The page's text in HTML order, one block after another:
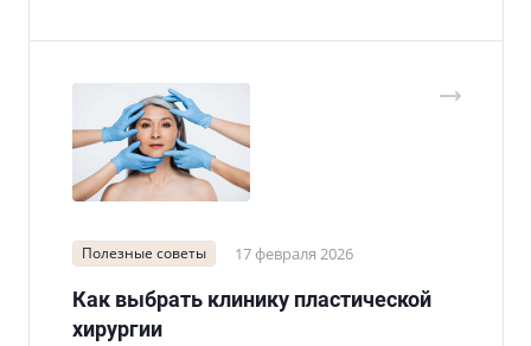
Полезные советы 17 февраля 2026
Как выбрать клинику пластической
хирургии